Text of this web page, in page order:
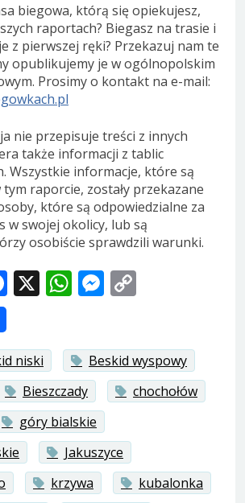
biegowa, którą się opiekujesz,
raportach? Biegasz na trasie i
z pierwszej ręki? Przekazuj nam te
opublikujemy je w ogólnopolskim
Prosimy o kontakt na e-mail:
nie przepisuje treści z innych
także informacji z tablic
Wszystkie informacje, które są
raporcie, zostały przekazane
które są odpowiedzialne za
w swojej okolicy, lub są
osobiście sprawdzili warunki.
Facebook
X WhatsApp
Messenger
niski
Beskid wyspowy
Bieszczady
chochołów
góry bialskie
Jakuszyce
krzywa
kubalonka